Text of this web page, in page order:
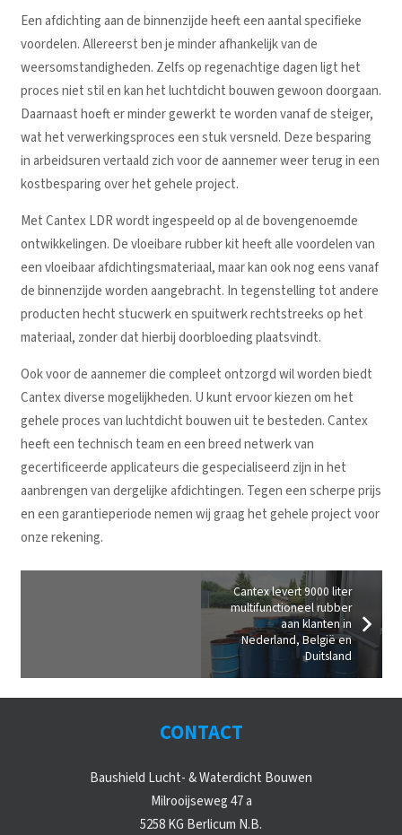
Een afdichting aan de binnenzijde heeft een aantal specifieke
voordelen. Allereerst ben je minder afhankelijk van de
weersomstandigheden. Zelfs op regenachtige dagen ligt het
proces niet stil en kan het luchtdicht bouwen gewoon doorgaan.
Daarnaast hoeft er minder gewerkt te worden vanaf de steiger,
wat het verwerkingsproces een stuk versneld. Deze besparing
in arbeidsuren vertaald zich voor de aannemer weer terug in een
kostbesparing over het gehele project.
Met Cantex LDR wordt ingespeeld op al de bovengenoemde
ontwikkelingen. De vloeibare rubber kit heeft alle voordelen van
een vloeibaar afdichtingsmateriaal, maar kan ook nog eens vanaf
de binnenzijde worden aangebracht. In tegenstelling tot andere
producten hecht stucwerk en spuitwerk rechtstreeks op het
materiaal, zonder dat hierbij doorbloeding plaatsvindt.
Ook voor de aannemer die compleet ontzorgd wil worden biedt
Cantex diverse mogelijkheden. U kunt ervoor kiezen om het
gehele proces van luchtdicht bouwen uit te besteden. Cantex
heeft een technisch team en een breed netwerk van
gecertificeerde applicateurs die gespecialiseerd zijn in het
aanbrengen van dergelijke afdichtingen. Tegen een scherpe prijs
en een garantieperiode nemen wij graag het gehele project voor
onze rekening.
Cantex levert 9000 liter
multifunctioneel rubber
aan klanten in
Nederland, België en
Duitsland
CONTACT
Baushield Lucht- & Waterdicht Bouwen
Milrooijseweg 47 a
5258 KG Berlicum N.B.